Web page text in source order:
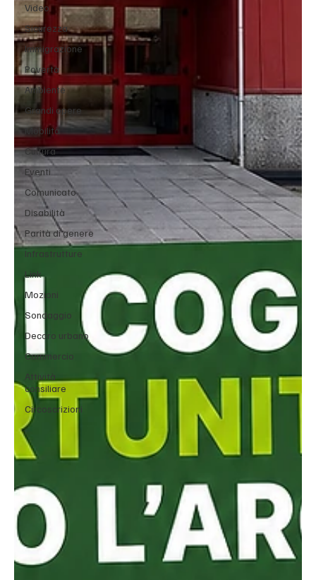
Video
Sicurezza
Immigrazione
Povertà
Ambiente
Grandi opere
Mobilità
Cultura
Eventi
Comunicato
Disabilità
Parità di genere
Infrastrutture
Link
Mozioni
Sondaggio
Decoro urbano
Commercio
Attività
consiliare
Circoscrizioni